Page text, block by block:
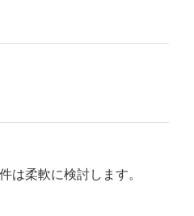
は柔軟に検討します。